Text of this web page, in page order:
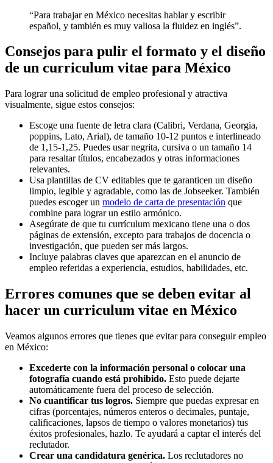
“Para trabajar en México necesitas hablar y escribir
español, y también es muy valiosa la fluidez en inglés”.
Consejos para pulir el formato y el diseño
de un curriculum vitae para México
Para lograr una solicitud de empleo profesional y atractiva
visualmente, sigue estos consejos:
Escoge una fuente de letra clara (Calibri, Verdana, Georgia,
poppins, Lato, Arial), de tamaño 10-12 puntos e interlineado
de 1,15-1,25. Puedes usar negrita, cursiva o un tamaño 14
para resaltar títulos, encabezados y otras informaciones
relevantes.
Usa plantillas de CV editables que te garanticen un diseño
limpio, legible y agradable, como las de Jobseeker. También
puedes escoger un modelo de carta de presentación que
combine para lograr un estilo armónico.
Asegúrate de que tu currículum mexicano tiene una o dos
páginas de extensión, excepto para trabajos de docencia o
investigación, que pueden ser más largos.
Incluye palabras claves que aparezcan en el anuncio de
empleo referidas a experiencia, estudios, habilidades, etc.
Errores comunes que se deben evitar al
hacer un curriculum vitae en México
Veamos algunos errores que tienes que evitar para conseguir empleo
en México:
Excederte con la información personal o colocar una
fotografía cuando está prohibido. Esto puede dejarte
automáticamente fuera del proceso de selección.
No cuantificar tus logros. Siempre que puedas expresar en
cifras (porcentajes, números enteros o decimales, puntaje,
calificaciones, lapsos de tiempo o valores monetarios) tus
éxitos profesionales, hazlo. Te ayudará a captar el interés del
reclutador.
Crear una candidatura genérica. Los reclutadores no